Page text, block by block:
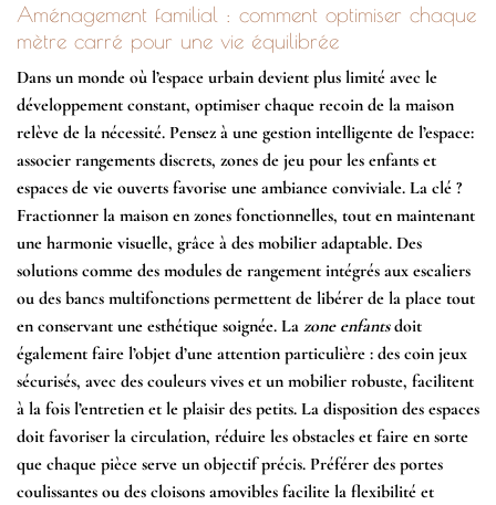
Aménagement familial : comment optimiser chaque
mètre carré pour une vie équilibrée
Dans un monde où l’espace urbain devient plus limité avec le
développement constant, optimiser chaque recoin de la maison
relève de la nécessité. Pensez à une gestion intelligente de l’espace:
associer rangements discrets, zones de jeu pour les enfants et
espaces de vie ouverts favorise une ambiance conviviale. La clé ?
Fractionner la maison en zones fonctionnelles, tout en maintenant
une harmonie visuelle, grâce à des mobilier adaptable. Des
solutions comme des modules de rangement intégrés aux escaliers
ou des bancs multifonctions permettent de libérer de la place tout
en conservant une esthétique soignée. La zone enfantsdoit
également faire l’objet d’une attention particulière : des coin jeux
sécurisés, avec des couleurs vives et un mobilier robuste, facilitent
à la fois l’entretien et le plaisir des petits. La disposition des espaces
doit favoriser la circulation, réduire les obstacles et faire en sorte
que chaque pièce serve un objectif précis. Préférer des portes
coulissantes ou des cloisons amovibles facilite la flexibilité et